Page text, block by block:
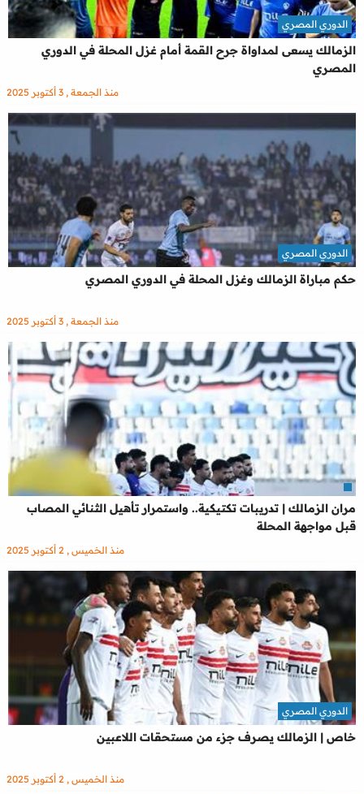
الزمالك يسعى لمداواة جرح القمة أمام غزل المحلة في الدوري
المصري
الدوري المصري
منذ الجمعة , 3 أكتوبر 2025
حكم مباراة الزمالك وغزل المحلة في الدوري المصري
الدوري المصري
منذ الجمعة , 3 أكتوبر 2025
مران الزمالك | تدريبات تكتيكية.. واستمرار تأهيل الثنائي المصاب
قبل مواجهة المحلة
منذ الخميس , 2 أكتوبر 2025
خاص | الزمالك يصرف جزء من مستحقات اللاعبين
الدوري المصري
منذ الخميس , 2 أكتوبر 2025